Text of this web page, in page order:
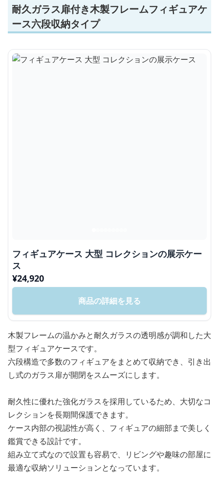
耐久ガラス扉付き木製フレームフィギュアケ
ース六段収納タイプ
フィギュアケース 大型 コレクションの展示ケー
ス
¥24,920
商品の詳細を見る
木製フレームの温かみと耐久ガラスの透明感が調和した大
型フィギュアケースです。
六段構造で多数のフィギュアをまとめて収納でき、引き出
し式のガラス扉が開閉をスムーズにします。
耐久性に優れた強化ガラスを採用しているため、大切なコ
レクションを長期間保護できます。
ケース内部の視認性が高く、フィギュアの細部まで美しく
鑑賞できる設計です。
組み立て式なので設置も容易で、リビングや趣味の部屋に
最適な収納ソリューションとなっています。